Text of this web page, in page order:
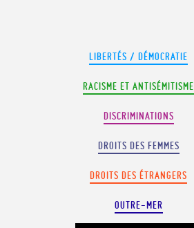
LIBERTÉS / DÉMOCRATIE
RACISME ET ANTISÉMITISME
DISCRIMINATIONS
DROITS DES FEMMES
DROITS DES ÉTRANGERS
OUTRE-MER